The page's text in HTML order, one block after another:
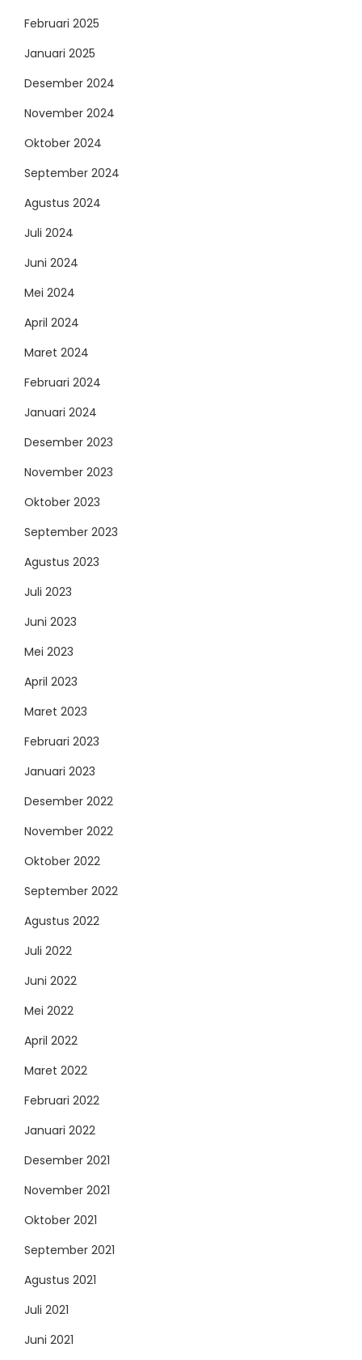
Februari 2025
Januari 2025
Desember 2024
November 2024
Oktober 2024
September 2024
Agustus 2024
Juli 2024
Juni 2024
Mei 2024
April 2024
Maret 2024
Februari 2024
Januari 2024
Desember 2023
November 2023
Oktober 2023
September 2023
Agustus 2023
Juli 2023
Juni 2023
Mei 2023
April 2023
Maret 2023
Februari 2023
Januari 2023
Desember 2022
November 2022
Oktober 2022
September 2022
Agustus 2022
Juli 2022
Juni 2022
Mei 2022
April 2022
Maret 2022
Februari 2022
Januari 2022
Desember 2021
November 2021
Oktober 2021
September 2021
Agustus 2021
Juli 2021
Juni 2021